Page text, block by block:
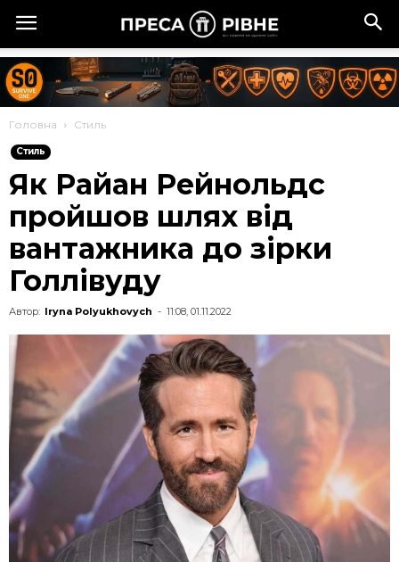
Головна Стиль
Стиль
Як Райан Рейнольдс
пройшов шлях від
вантажника до зірки
Голлівуду
Автор: Iryna Polyukhovych - 11:08, 01.11.2022